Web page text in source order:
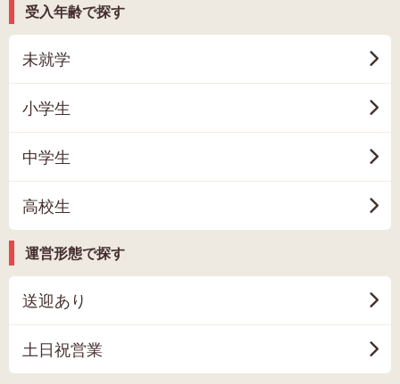
受入年齢で探す
未就学
小学生
中学生
高校生
運営形態で探す
送迎あり
土日祝営業